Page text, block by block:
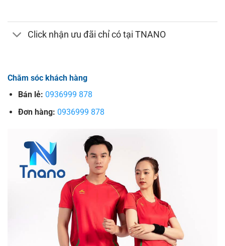
Click nhận ưu đãi chỉ có tại TNANO
Chăm sóc khách hàng
Bán lẻ: 0936999 878
Đơn hàng: 0936999 878